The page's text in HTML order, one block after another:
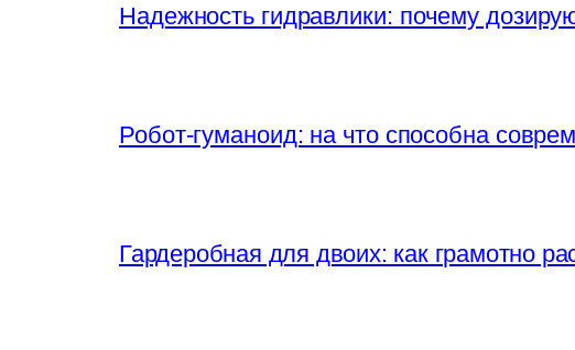
Надежность гидравлики: почему
Робот-гуманоид: на что способна
Гардеробная для двоих: как грамотно